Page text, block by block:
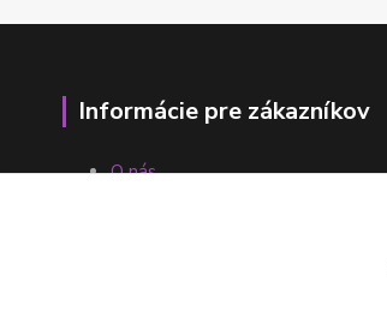
Informácie pre zákazníkov
O nás